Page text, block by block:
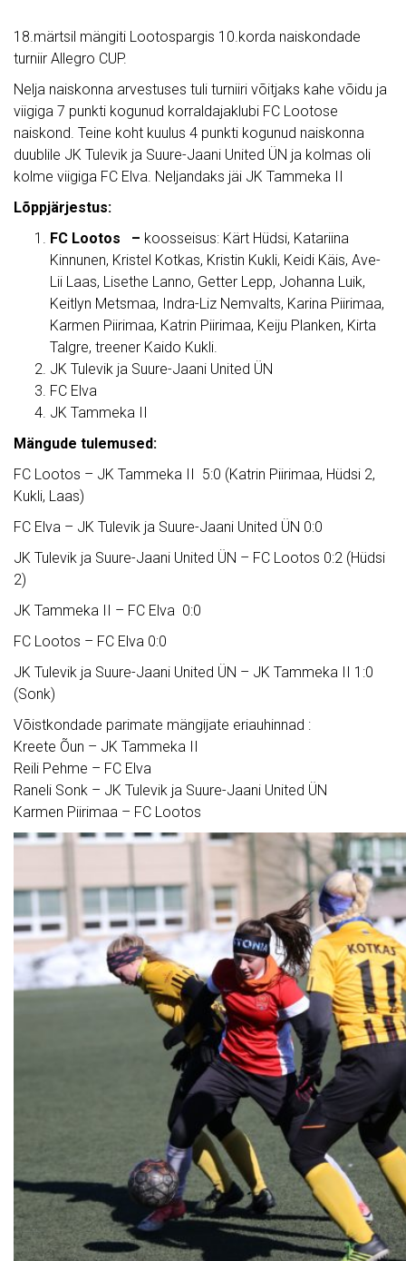
18.märtsil mängiti Lootospargis 10.korda naiskondade
turniir Allegro CUP.
Nelja naiskonna arvestuses tuli turniiri võitjaks kahe võidu ja
viigiga 7 punkti kogunud korraldajaklubi FC Lootose
naiskond. Teine koht kuulus 4 punkti kogunud naiskonna
duublile JK Tulevik ja Suure-Jaani United ÜN ja kolmas oli
kolme viigiga FC Elva. Neljandaks jäi JK Tammeka II
Lõppjärjestus:
FC Lootos – koosseisus: Kärt Hüdsi, Katariina
Kinnunen, Kristel Kotkas, Kristin Kukli, Keidi Käis, Ave-
Lii Laas, Lisethe Lanno, Getter Lepp, Johanna Luik,
Keitlyn Metsmaa, Indra-Liz Nemvalts, Karina Piirimaa,
Karmen Piirimaa, Katrin Piirimaa, Keiju Planken, Kirta
Talgre, treener Kaido Kukli.
JK Tulevik ja Suure-Jaani United ÜN
FC Elva
JK Tammeka II
Mängude tulemused:
FC Lootos – JK Tammeka II 5:0 (Katrin Piirimaa, Hüdsi 2,
Kukli, Laas)
FC Elva – JK Tulevik ja Suure-Jaani United ÜN 0:0
JK Tulevik ja Suure-Jaani United ÜN – FC Lootos 0:2 (Hüdsi
2)
JK Tammeka II – FC Elva 0:0
FC Lootos – FC Elva 0:0
JK Tulevik ja Suure-Jaani United ÜN – JK Tammeka II 1:0
(Sonk)
Võistkondade parimate mängijate eriauhinnad :
Kreete Õun – JK Tammeka II
Reili Pehme – FC Elva
Raneli Sonk – JK Tulevik ja Suure-Jaani United ÜN
Karmen Piirimaa – FC Lootos